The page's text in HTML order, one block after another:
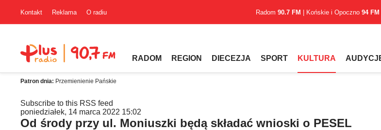
Kontakt Reklama O radiu Radom 90.7 FM | Końskie i Opoczno 94 FM
RADOM REGION DIECEZJA SPORT KULTURA
Patron dnia: Przemienienie Pańskie
Subscribe to this RSS feed
poniedziałek, 14 marca 2022 15:02
Od środy przy ul. Moniuszki będą składać wnioski o PESEL